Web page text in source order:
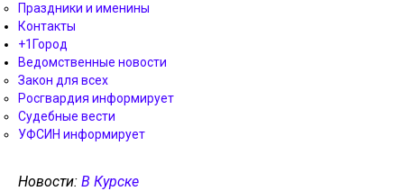
Праздники и именины
Контакты
+1Город
Ведомственные новости
Закон для всех
Росгвардия информирует
Судебные вести
УФСИН информирует
Новости: В Курске